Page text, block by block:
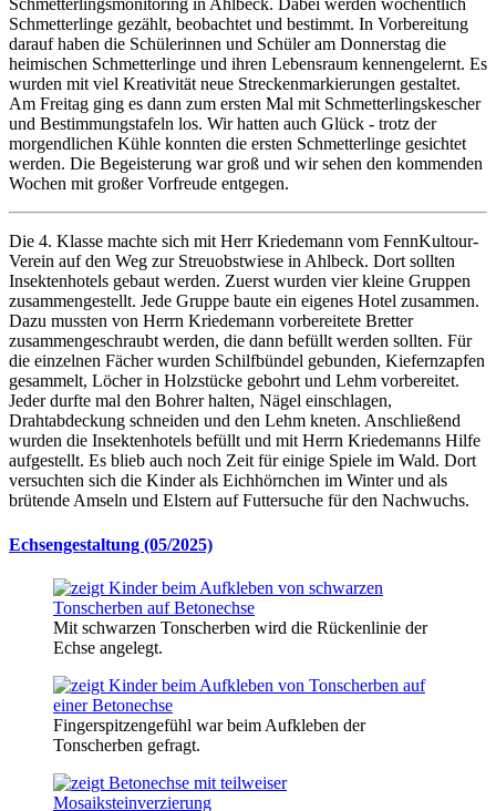
Schmetterlingsmonitoring in Ahlbeck. Dabei werden wöchentlich
Schmetterlinge gezählt, beobachtet und bestimmt. In Vorbereitung
darauf haben die Schülerinnen und Schüler am Donnerstag die
heimischen Schmetterlinge und ihren Lebensraum kennengelernt. Es
wurden mit viel Kreativität neue Streckenmarkierungen gestaltet.
Am Freitag ging es dann zum ersten Mal mit Schmetterlingskescher
und Bestimmungstafeln los. Wir hatten auch Glück - trotz der
morgendlichen Kühle konnten die ersten Schmetterlinge gesichtet
werden. Die Begeisterung war groß und wir sehen den kommenden
Wochen mit großer Vorfreude entgegen.
Die 4. Klasse machte sich mit Herr Kriedemann vom FennKultour-
Verein auf den Weg zur Streuobstwiese in Ahlbeck. Dort sollten
Insektenhotels gebaut werden. Zuerst wurden vier kleine Gruppen
zusammengestellt. Jede Gruppe baute ein eigenes Hotel zusammen.
Dazu mussten von Herrn Kriedemann vorbereitete Bretter
zusammengeschraubt werden, die dann befüllt werden sollten. Für
die einzelnen Fächer wurden Schilfbündel gebunden, Kiefernzapfen
gesammelt, Löcher in Holzstücke gebohrt und Lehm vorbereitet.
Jeder durfte mal den Bohrer halten, Nägel einschlagen,
Drahtabdeckung schneiden und den Lehm kneten. Anschließend
wurden die Insektenhotels befüllt und mit Herrn Kriedemanns Hilfe
aufgestellt. Es blieb auch noch Zeit für einige Spiele im Wald. Dort
versuchten sich die Kinder als Eichhörnchen im Winter und als
brütende Amseln und Elstern auf Futtersuche für den Nachwuchs.
Echsengestaltung (05/2025)
Mit schwarzen Tonscherben wird die Rückenlinie der
Echse angelegt.
Fingerspitzengefühl war beim Aufkleben der
Tonscherben gefragt.